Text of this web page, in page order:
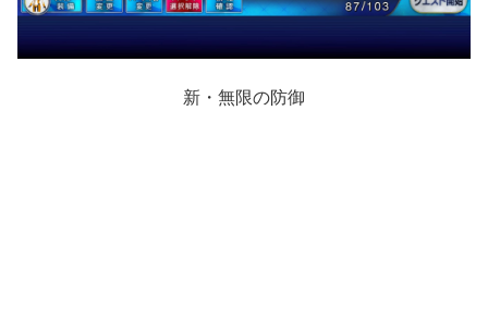
新・無限の防御